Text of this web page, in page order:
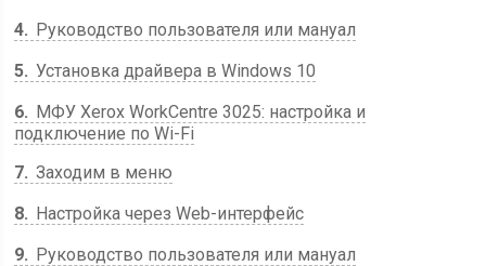
4
Руководство пользователя или мануал
5 Установка драйвера в Windows 10
6
МФУ Xerox WorkCentre 3025: настройка и
подключение по Wi-Fi
7 Заходим в меню
8
Настройка через Web-интерфейс
9
Руководство пользователя или мануал